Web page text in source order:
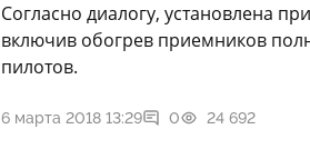
Согласно диалогу, установлена
включив обогрев приемников
пилотов.
6 марта 2018 13:29 0 24 692